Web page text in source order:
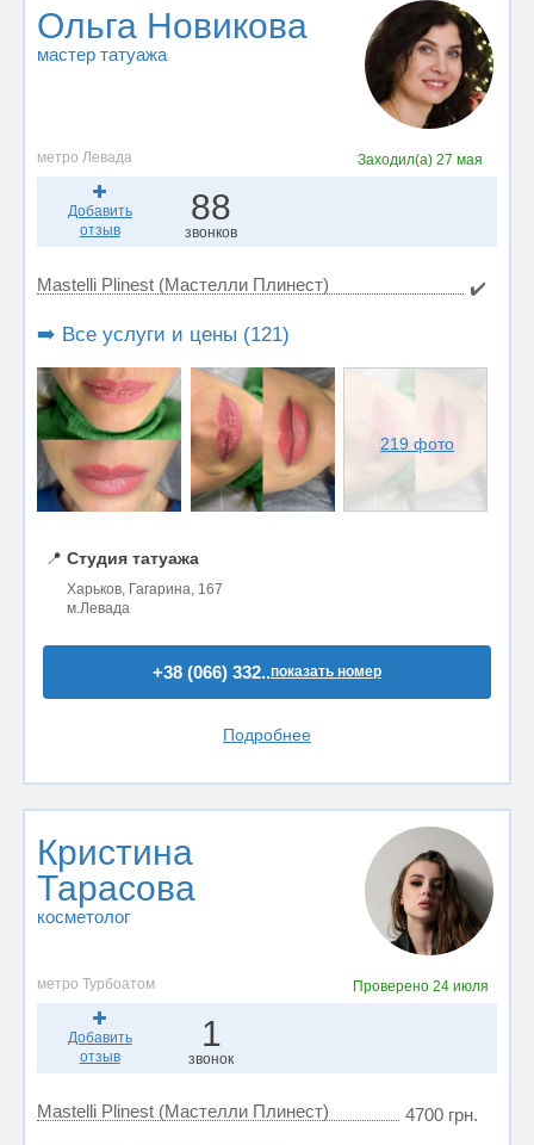
Ольга Новикова
мастер татуажа
метро Левада Заходил(а)27 мая
Добавить
отзыв
88
звонков
Mastelli Plinest (Мастелли Плинест) ✔️
➡️ Все услуги и цены (121)
219 фото
📍 Студия татуажа
Харьков, Гагарина, 167
м.Левада
+38 (066) 332..показать номер
Подробнее
Кристина
Тарасова
косметолог
метро Турбоатом Проверено 24 июля
Добавить
отзыв
1
звонок
Mastelli Plinest (Мастелли Плинест) 4700 грн.